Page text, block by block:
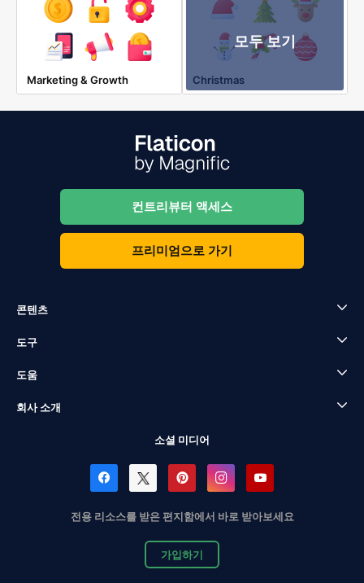
Marketing & Growth
모두 보기
Christmas
컨트리뷰터 액세스
프리미엄으로 가기
콘텐츠
도구
도움
회사 소개
소셜 미디어
전용 리소스를 받은 편지함에서 바로 받아보세요
가입하기